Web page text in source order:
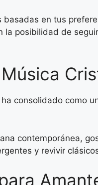
en tus
posibilidad de
consolidado como
contemporánea,
y revivir